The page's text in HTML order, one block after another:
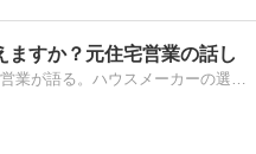
すか？元住宅営業の話し